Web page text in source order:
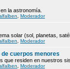
la astronomía.
Moderador
solar (sol, planetas,
Moderador
cuerpos menores
que residen en nuestros
Moderador